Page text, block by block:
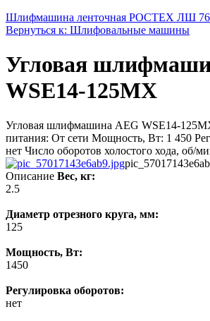
Шлифмашина ленточная РОСТЕХ ЛШ
Вернуться к: Шлифовальные машины
Угловая
WSE14-125MX
Угловая шлифмашина AEG WSE14-
питания: От сети Мощность, Вт: 1 450
нет Число оборотов холостого хода, об/
Описание Вес, кг:
2.5
Диаметр отрезного круга, мм:
125
Мощность, Вт:
1450
Регулировка оборотов:
нет